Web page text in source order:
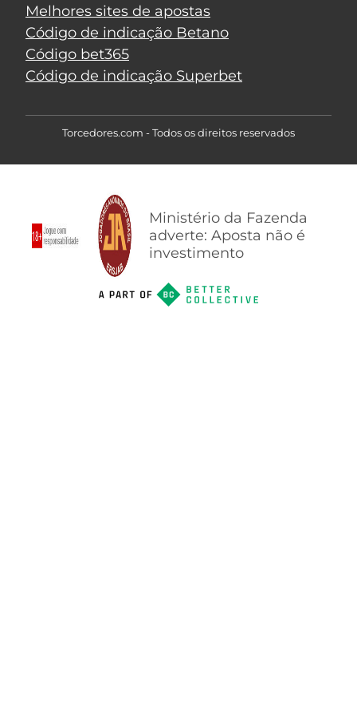
Melhores sites de apostas
Código de indicação Betano
Código bet365
Código de indicação Superbet
Torcedores.com - Todos os direitos reservados
Ministério da Fazenda
adverte: Aposta não é
investimento